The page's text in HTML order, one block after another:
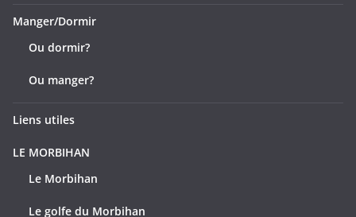
Manger/Dormir
Ou dormir?
Ou manger?
Liens utiles
LE MORBIHAN
Le Morbihan
Le golfe du Morbihan